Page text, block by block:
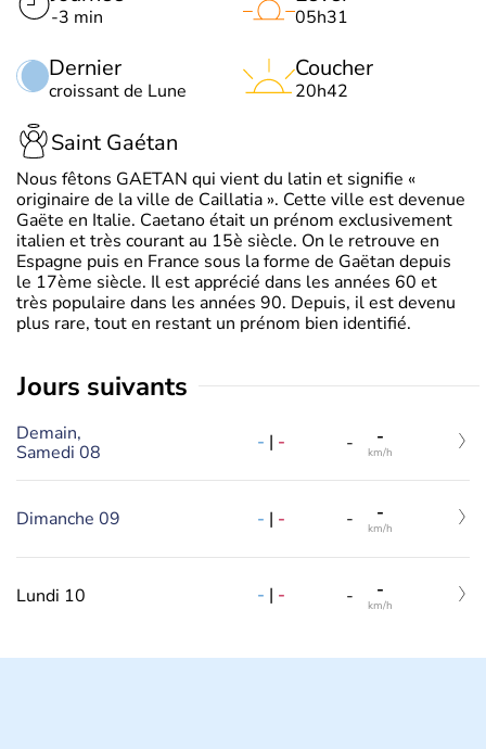
-3 min
Dernier
croissant de Lune
05h31
Coucher
20h42
Saint Gaétan
Nous fêtons GAETAN qui vient du latin et signifie «
originaire de la ville de Caillatia ». Cette ville est devenue
Gaëte en Italie. Caetano était un prénom exclusivement
italien et très courant au 15è siècle. On le retrouve en
Espagne puis en France sous la forme de Gaëtan depuis
le 17ème siècle. Il est apprécié dans les années 60 et
très populaire dans les années 90. Depuis, il est devenu
plus rare, tout en restant un prénom bien identifié.
jours suivants
Demain,
Samedi 08
- | - - -
km/h
Dimanche 09 - | - - -
km/h
Lundi 10 - | - - -
km/h